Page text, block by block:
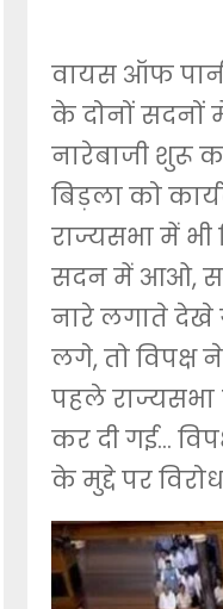
वायस ऑफ
के दोनों सदनों
नारेबाजी शुरू
बिड़ला को
राज्यसभा में
सदन में आओ,
नारे लगाते देखे
लगे, तो विपक्ष
पहले
कर दी गई…
के मुद्दे पर